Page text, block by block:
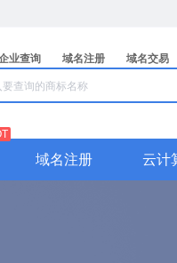
业查询 域名注册 域名交易
域名注册 云计